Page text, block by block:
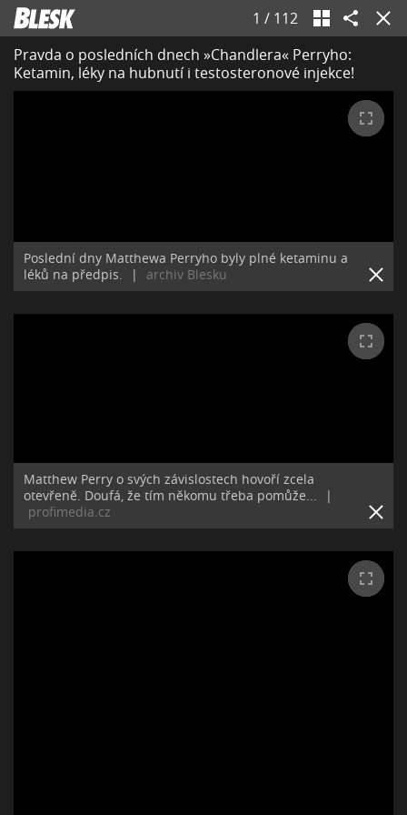
1 / 112
Pravda o posledních dnech »Chandlera« Perryho:
Ketamin, léky na hubnutí i testosteronové injekce!
Poslední dny Matthewa Perryho byly plné ketaminu a
léků na předpis.
| archiv Blesku
Matthew Perry o svých závislostech hovoří zcela
otevřeně. Doufá, že tím někomu třeba pomůže...
|
profimedia.cz